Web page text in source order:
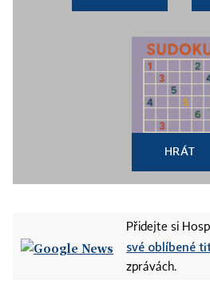
HRÁT
Přidejte si
své oblíbené
zprávách.